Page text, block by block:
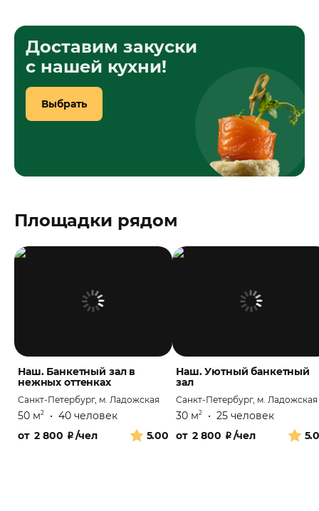
Доставим закуски
с нашей кухни!
Выбрать
Площадки рядом
Наш. Банкетный зал в
нежных оттенках
Санкт-Петербург, м. Ладожская
50 м2 • 40 человек
5.00
от2 800 ₽/чел
Наш. Уютный банкетный
зал
Санкт-Петербург, м. Ладожская
30 м2 • 25 человек
от2 800 ₽/чел